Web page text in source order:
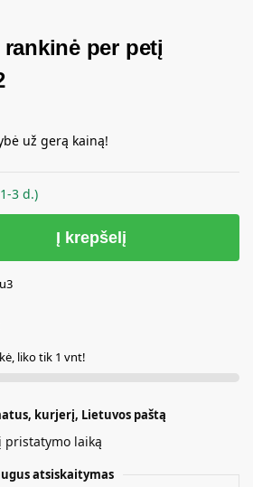
per petį
už gerą kainą!
3 d.)
Į krepšelį
liko tik 1 vnt!
kurjerį, Lietuvos paštą
pristatymo laiką
atsiskaitymas